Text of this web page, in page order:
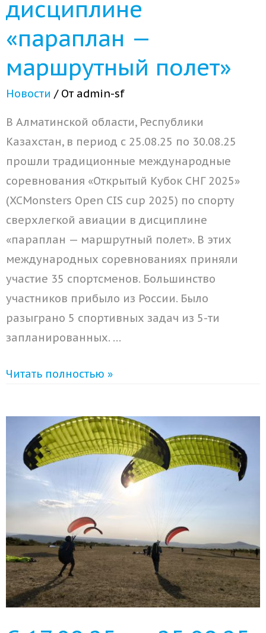
дисциплине
«параплан —
маршрутный полет»
Новости / От admin-sf
В Алматинской области, Республики
Казахстан, в период с 25.08.25 по 30.08.25
прошли традиционные международные
соревнования «Открытый Кубок СНГ 2025»
(XCMonsters Open CIS cup 2025) по спорту
сверхлегкой авиации в дисциплине
«параплан — маршрутный полет». В этих
международных соревнованиях приняли
участие 35 спортсменов. Большинство
участников прибыло из России. Было
разыграно 5 спортивных задач из 5-ти
запланированных. …
Читать полностью »